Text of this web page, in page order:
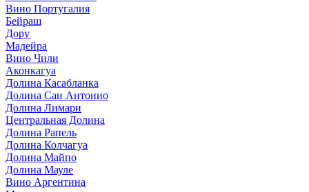
Вино Португалия
Бейраш
Дору
Мадейра
Вино Чили
Аконкагуа
Долина Касабланка
Долина Сан Антонио
Долина Лимари
Центральная Долина
Долина Рапель
Долина Колчагуа
Долина Майпо
Долина Мауле
Вино Аргентина